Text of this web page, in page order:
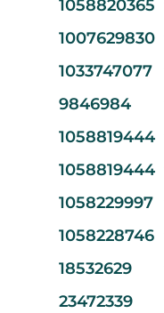
1058820365
1007629830
1033747077
9846984
1058819444
1058819444
1058229997
1058228746
18532629
23472339